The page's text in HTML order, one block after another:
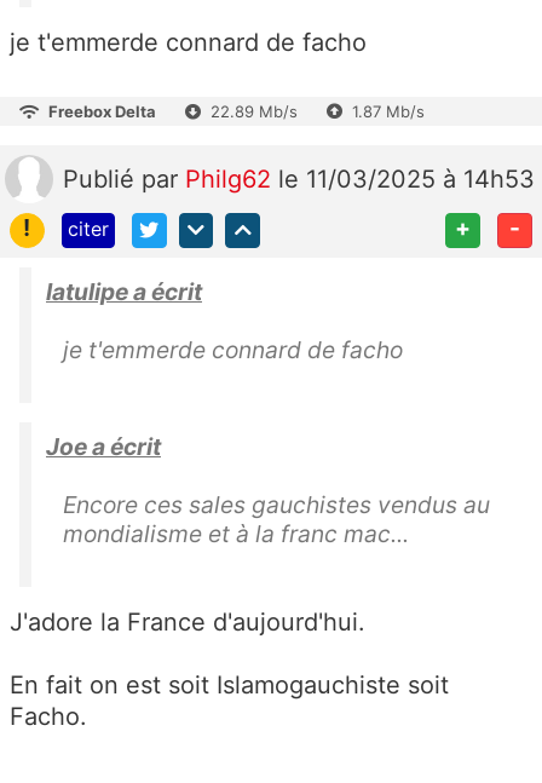
je t'emmerde connard de facho
Freebox Delta 22.89 Mb/s 1.87 Mb/s
Publié par Philg62 le 11/03/2025 à 14h53
!
citer + -
latulipe a écrit
je t'emmerde connard de facho
Joe a écrit
Encore ces sales gauchistes vendus au
mondialisme et à la franc mac...
J'adore la France d'aujourd'hui.
En fait on est soit Islamogauchiste soit
Facho.